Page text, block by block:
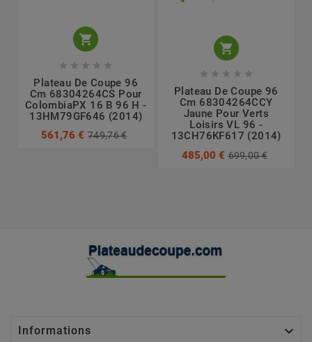

    
Plateau De Coupe 96
Cm 68304264CS Pour
ColombiaPX 16 B 96 H -
13HM79GF646 (2014)
561,76 € 749,76 €

    
Plateau De Coupe 96
Cm 68304264CCY
Jaune Pour Verts
Loisirs VL 96 -
13CH76KF617 (2014)
485,00 € 699,00 €
Informations 